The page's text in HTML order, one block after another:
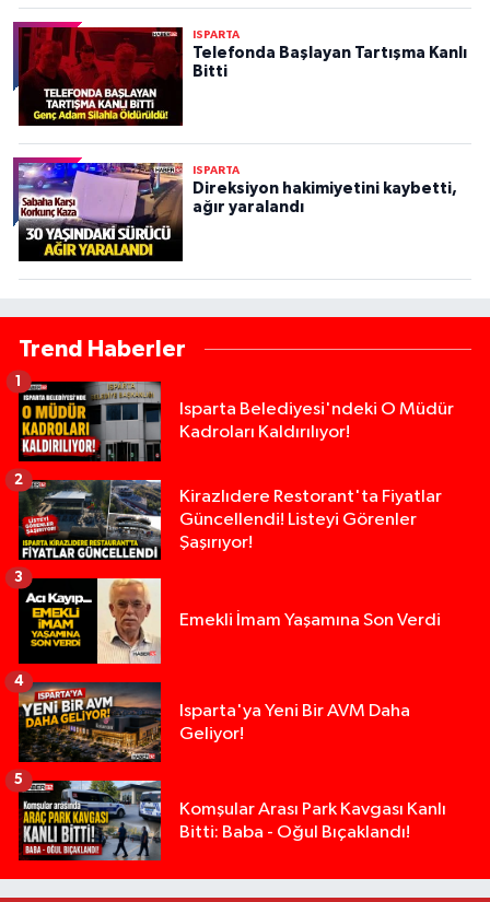
ISPARTA
Telefonda Başlayan Tartışma Kanlı
Bitti
ISPARTA
Direksiyon hakimiyetini kaybetti,
ağır yaralandı
Trend Haberler
Isparta Belediyesi'ndeki O Müdür
Kadroları Kaldırılıyor!
1
Kirazlıdere Restorant'ta Fiyatlar
Güncellendi! Listeyi Görenler
Şaşırıyor!
2
Emekli İmam Yaşamına Son Verdi
3
Isparta'ya Yeni Bir AVM Daha
Geliyor!
4
Komşular Arası Park Kavgası Kanlı
Bitti: Baba - Oğul Bıçaklandı!
5
19:36 |Isparta’da Silah Operasyonu: 165 Tabanca Ele
17:18 |Anız Yangını Kazaya Neden Oldu: 13 Araç
17:08 |Alevlere Teslim Olan Gecekondu Kullanılamaz